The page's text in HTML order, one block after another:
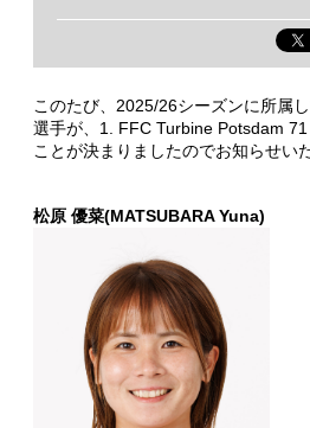
このたび、2025/26シーズンに所属
選手が、1. FFC Turbine Potsdam
ことが決まりましたのでお知らせい
松原 優菜(MATSUBARA Yuna)